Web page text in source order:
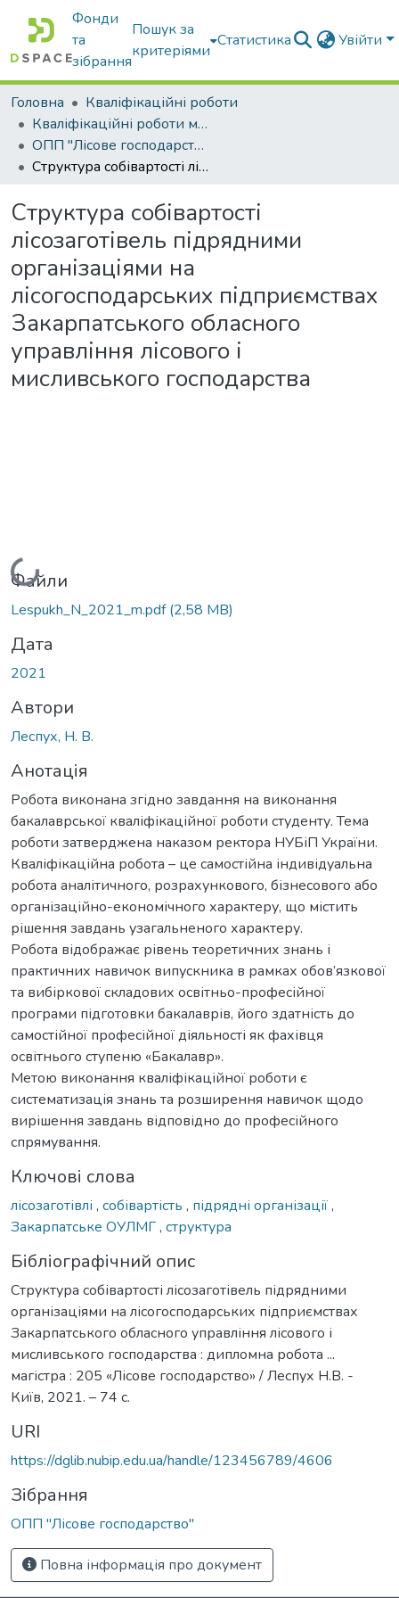
Фонди
та
зібрання
Пошук за
критеріями
Статистика Увійти
Головна
Кваліфікаційні роботи
Кваліфікаційні роботи магістрів
ОПП "Лісове господарство"
Структура собівартості лісозаготівель підрядними організаціями на лісогосподарських підприємствах Закарпатського обласного управління лісового і мисливського господарства
Структура собівартості
лісозаготівель підрядними
організаціями на
лісогосподарських підприємствах
Закарпатського обласного
управління лісового і
мисливського господарства
Вантажиться...
Файли
Lespukh_N_2021_m.pdf(2,58 MB)
Дата
2021
Автори
Леспух, Н. В.
Анотація
Робота виконана згідно завдання на виконання
бакалаврської кваліфікаційної роботи студенту. Тема
роботи затверджена наказом ректора НУБіП України.
Кваліфікаційна робота – це самостійна індивідуальна
робота аналітичного, розрахункового, бізнесового або
організаційно-економічного характеру, що містить
рішення завдань узагальненого характеру.
Робота відображає рівень теоретичних знань і
практичних навичок випускника в рамках обов’язкової
та вибіркової складових освітньо-професійної
програми підготовки бакалаврів, його здатність до
самостійної професійної діяльності як фахівця
освітнього ступеню «Бакалавр».
Метою виконання кваліфікаційної роботи є
систематизація знань та розширення навичок щодо
вирішення завдань відповідно до професійного
спрямування.
Ключові слова
лісозаготівлі , собівартість , підрядні організації,
Закарпатське ОУЛМГ, структура
Бібліографічний опис
Структура собівартості лісозаготівель підрядними
організаціями на лісогосподарських підприємствах
Закарпатського обласного управління лісового і
мисливського господарства : дипломна робота ...
магістра : 205 «Лісове господарство» / Леспух Н.В. -
Київ, 2021. – 74 с.
URI
https://dglib.nubip.edu.ua/handle/123456789/4606
Зібрання
ОПП "Лісове господарство"
Повна інформація про документ